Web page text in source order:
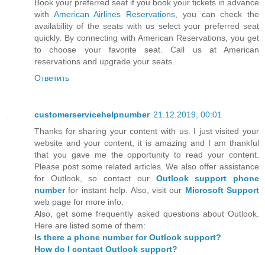
Book your preferred seat if you book your tickets in advance
with American Airlines Reservations , you can check the
availability of the seats with us select your preferred seat
quickly. By connecting with American Reservations, you get
to choose your favorite seat. Call us at American
reservations and upgrade your seats.
Ответить
customerservicehelpnumber 21.12.2019, 00:01
Thanks for sharing your content with us. I just visited your
website and your content, it is amazing and I am thankful
that you gave me the opportunity to read your content.
Please post some related articles. We also offer assistance
for Outlook, so contact our Outlook support phone
numberfor instant help. Also, visit our Microsoft Support
web page for more info.
Also, get some frequently asked questions about Outlook.
Here are listed some of them:
Is there a phone number for Outlook support?
How do I contact Outlook support?